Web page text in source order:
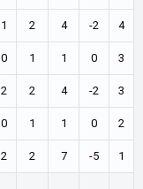
1 2 4 -2 4
0 1 1 0 3
2 2 4 -2 3
0 1 1 0 2
2 2 7 -5 1